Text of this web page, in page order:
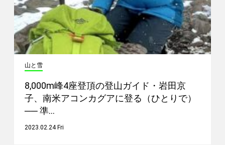
山と雪
8,000m峰4座登頂の登山ガイド・岩田京
子、南米アコンカグアに登る（ひとりで）
── 準…
2023.02.24 Fri